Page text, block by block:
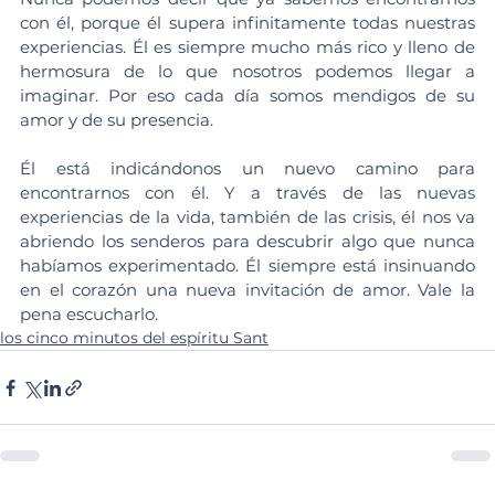
con él, porque él supera infinitamente todas nuestras
experiencias. Él es siempre mucho más rico y lleno de
hermosura de lo que nosotros podemos llegar a
imaginar. Por eso cada día somos mendigos de su
amor y de su presencia.
Él está indicándonos un nuevo camino para
encontrarnos con él. Y a través de las nuevas
experiencias de la vida, también de las crisis, él nos va
abriendo los senderos para descubrir algo que nunca
habíamos experimentado. Él siempre está insinuando
en el corazón una nueva invitación de amor. Vale la
pena escucharlo.
los cinco minutos del espíritu Sant